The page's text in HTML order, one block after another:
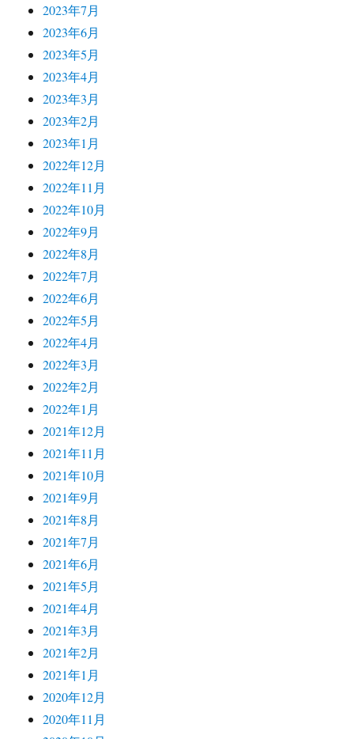
2023年7月
2023年6月
2023年5月
2023年4月
2023年3月
2023年2月
2023年1月
2022年12月
2022年11月
2022年10月
2022年9月
2022年8月
2022年7月
2022年6月
2022年5月
2022年4月
2022年3月
2022年2月
2022年1月
2021年12月
2021年11月
2021年10月
2021年9月
2021年8月
2021年7月
2021年6月
2021年5月
2021年4月
2021年3月
2021年2月
2021年1月
2020年12月
2020年11月